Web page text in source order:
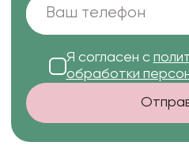
Я согласен с
обработки